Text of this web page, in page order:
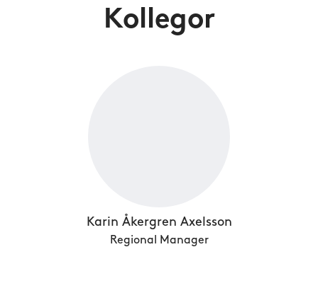
Kollegor
Karin Åkergren Axelsson
Regional Manager